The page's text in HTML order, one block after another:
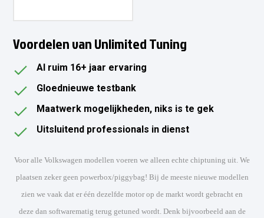
Voordelen van Unlimited Tuning
Al ruim 16+ jaar ervaring
Gloednieuwe testbank
Maatwerk mogelijkheden, niks is te gek
Uitsluitend professionals in dienst
Voor alle Volkswagen modellen voeren we alleen echte chiptuning uit. We
plaatsen zeker geen powerbox/piggybag! Bij de meeste nieuwe modellen
zien we vaak dat er één dezelfde motor op de markt wordt gebracht en
deze dan softwarematig terug getuned wordt. Denk bijvoorbeeld aan de